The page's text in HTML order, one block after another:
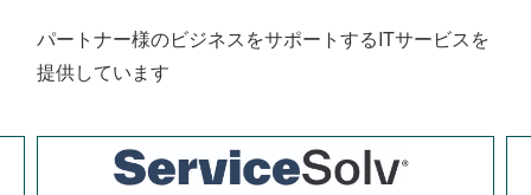
パートナー様のビジネスをサポートするITサービスを
提供しています